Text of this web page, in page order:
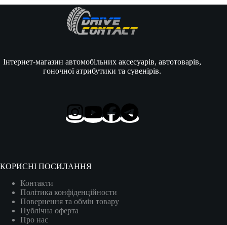
Інтернет-магазин автомобільних аксесуарів, автотоварів,
гоночної атрибутики та сувенірів.
КОРИСНІ ПОСИЛАННЯ
Контакти
Політика конфіденційности
Повернення та обмін товару
Публічна оферта
Про нас